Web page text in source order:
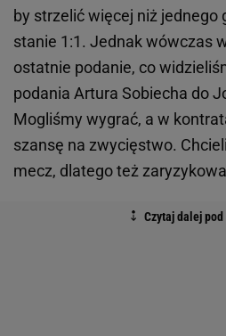
by strzelić więcej niż jednego
stanie 1:1. Jednak wówczas
ostatnie podanie, co
podania Artura Sobiecha do
Mogliśmy wygrać, a w
szansę na zwycięstwo.
mecz, dlatego też